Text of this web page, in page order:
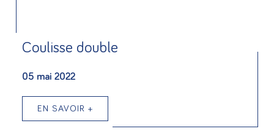
Coulisse double
05 mai 2022
EN SAVOIR +